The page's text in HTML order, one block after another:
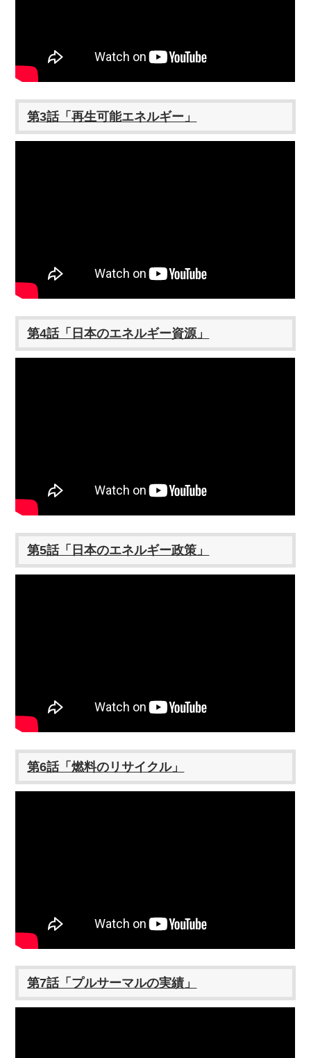
第3話「再生可能エネルギー」
第4話「日本のエネルギー資源」
第5話「日本のエネルギー政策」
第6話「燃料のリサイクル」
第7話「プルサーマルの実績」